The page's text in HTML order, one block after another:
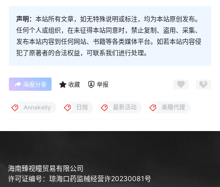
声明： 本站所有文章，如无特殊说明或标注，均为本站原创发布。
任何个人或组织，在未征得本站同意时，禁止复制、盗用、采集、
发布本站内容到任何网站、书籍等各类媒体平台。如若本站内容侵
犯了原著者的合法权益，可联系我们进行处理。
海报分享 收藏 举报
Annakelly 日抛 最新活动 美瞳代理
海南臻视瞳贸易有限公司
许可证编号：琼海口药监械经营许20230081号